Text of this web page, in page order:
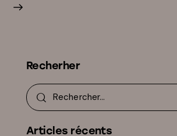
Recherher
Articles récents